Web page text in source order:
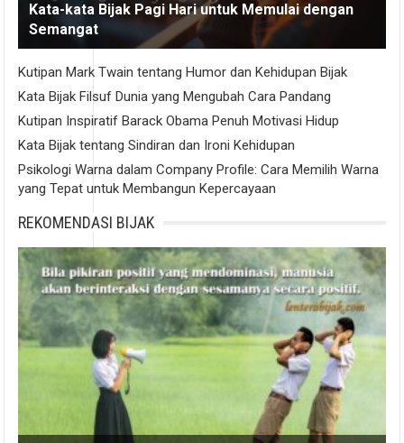
Kata-kata Bijak Pagi Hari untuk Memulai dengan
Semangat
Kutipan Mark Twain tentang Humor dan Kehidupan Bijak
Kata Bijak Filsuf Dunia yang Mengubah Cara Pandang
Kutipan Inspiratif Barack Obama Penuh Motivasi Hidup
Kata Bijak tentang Sindiran dan Ironi Kehidupan
Psikologi Warna dalam Company Profile: Cara Memilih Warna
yang Tepat untuk Membangun Kepercayaan
REKOMENDASI BIJAK